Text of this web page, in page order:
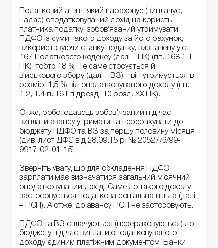
Податковий агент, який нараховує (виплачує,
надає) оподатковуваний дохід на користь
платника податку, зобов’язаний утримувати
ПДФО із суми такого доходу за його рахунок,
використовуючи ставку податку, визначену у ст.
167 Податкового кодексу (далі – ПК) (пп. 168.1.1
ПК), тобто 18 %. Те саме стосується й
військового збору (далі – ВЗ) – він утримується в
розмірі 1,5 % від оподатковуваного доходу (пп.
1.2, 1.4 п. 161 підрозд. 10 розд. XX ПК).
Отже, роботодавець зобов’язаний під час
виплати авансу утримати та перерахувати до
бюджету ПДФО та ВЗ за першу половину місяця
(див. лист ДФС від 28.09.15 р. № 20527/6/99-
9917-02-01-15).
Зверніть увагу, що для обкладення ПДФО
зарплати має визначатися загальний місячний
оподатковуваний дохід. Саме до такого доходу
застосовується податкова соціальна пільга (далі
– ПСП). А отже, до авансу ПСП не застосовують.
ПДФО та ВЗ сплачуються (перераховуються) до
бюджету під час виплати оподатковуваного
доходу єдиним платіжним документом. Банки